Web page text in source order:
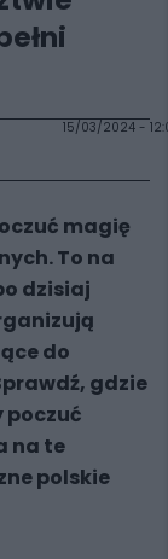
15/03/2024 -
magię
To na
dzisiaj
do
gdzie
poczuć
na te
polskie